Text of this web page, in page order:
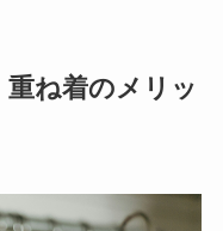
ね着のメリッ